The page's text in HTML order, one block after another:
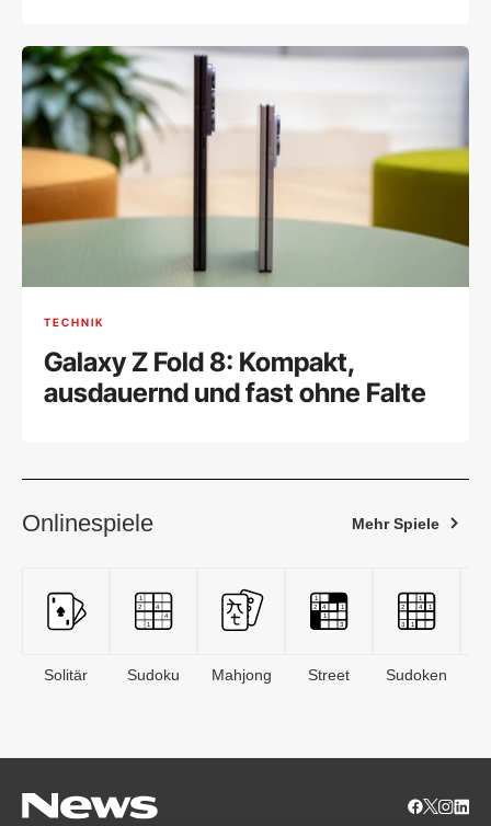
TECHNIK
Galaxy Z Fold 8: Kompakt,
ausdauernd und fast ohne Falte
Onlinespiele Mehr Spiele
Solitär Sudoku Mahjong Street Sudoken